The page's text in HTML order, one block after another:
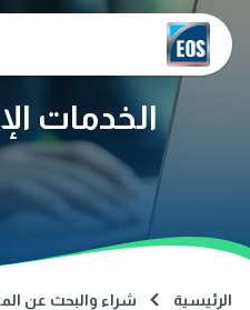
الخدمات
الرئيسية شراء والبحث عن